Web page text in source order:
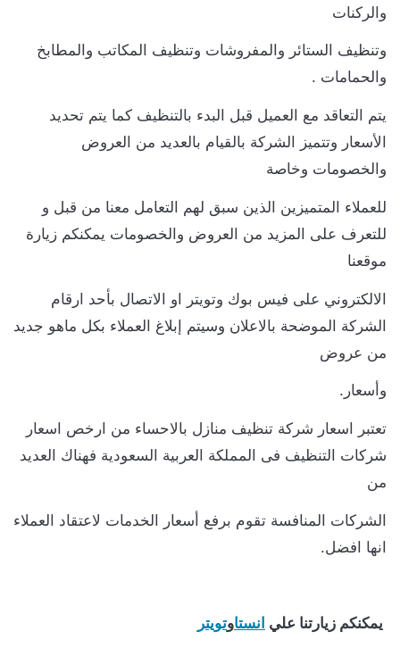
والركنات
وتنظيف الستائر والمفروشات وتنظيف المكاتب والمطابخ
والحمامات .
يتم التعاقد مع العميل قبل البدء بالتنظيف كما يتم تحديد
الأسعار وتتميز الشركة بالقيام بالعديد من العروض
والخصومات وخاصة
للعملاء المتميزين الذين سبق لهم التعامل معنا من قبل و
للتعرف على المزيد من العروض والخصومات يمكنكم زيارة
موقعنا
الالكتروني على فيس بوك وتويتر او الاتصال بأحد ارقام
الشركة الموضحة بالاعلان وسيتم إبلاغ العملاء بكل ماهو جديد
من عروض
وأسعار.
تعتبر اسعار شركة تنظيف منازل بالاحساء من ارخص اسعار
شركات التنظيف فى المملكة العربية السعودية فهناك العديد
من
الشركات المنافسة تقوم برفع أسعار الخدمات لاعتقاد العملاء
انها افضل.
يمكنكم زيارتنا علي انستاوتويتر